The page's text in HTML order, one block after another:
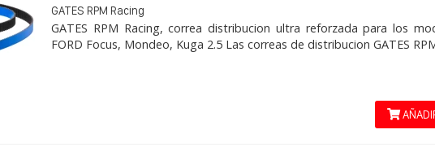
GATES RPM Racing
GATES RPM Racing, correa distribucion ultra reforzada para los
FORD Focus, Mondeo, Kuga 2.5 Las correas de distribucion GATES